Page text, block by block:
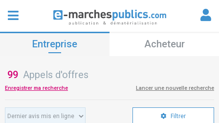
Entreprise Acheteur
99 Appels d'offres
Enregistrer ma recherche Lancer une nouvelle recherche
Filtrer